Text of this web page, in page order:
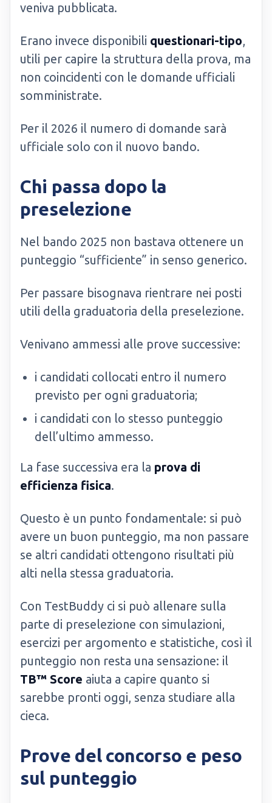
veniva pubblicata.
Erano invece disponibili questionari-tipo,
utili per capire la struttura della prova, ma
non coincidenti con le domande ufficiali
somministrate.
Per il 2026 il numero di domande sarà
ufficiale solo con il nuovo bando.
Chi passa dopo la
preselezione
Nel bando 2025 non bastava ottenere un
punteggio “sufficiente” in senso generico.
Per passare bisognava rientrare nei posti
utili della graduatoria della preselezione.
Venivano ammessi alle prove successive:
i candidati collocati entro il numero
previsto per ogni graduatoria;
i candidati con lo stesso punteggio
dell’ultimo ammesso.
La fase successiva era la prova di
efficienza fisica.
Questo è un punto fondamentale: si può
avere un buon punteggio, ma non passare
se altri candidati ottengono risultati più
alti nella stessa graduatoria.
Con TestBuddy ci si può allenare sulla
parte di preselezione con simulazioni,
esercizi per argomento e statistiche, così il
punteggio non resta una sensazione: il
TB™ Score aiuta a capire quanto si
sarebbe pronti oggi, senza studiare alla
cieca.
Prove del concorso e peso
sul punteggio